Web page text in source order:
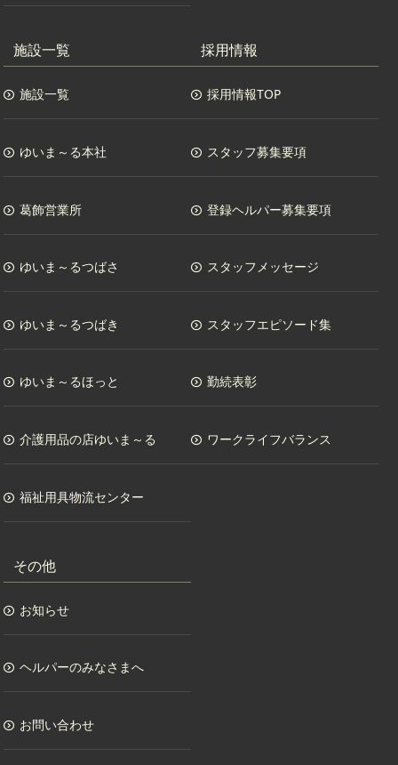
施設一覧
施設一覧
ゆいま～る本社
葛飾営業所
ゆいま～るつばさ
ゆいま～るつばき
ゆいま～るほっと
介護用品の店ゆいま～る
福祉用具物流センター
採用情報
採用情報TOP
スタッフ募集要項
登録ヘルパー募集要項
スタッフメッセージ
スタッフエピソード集
勤続表彰
ワークライフバランス
その他
お知らせ
ヘルパーのみなさまへ
お問い合わせ